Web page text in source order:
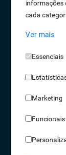
Oportunidades
Termos e
Política de
Livro de
Soluções
Acessos
informações
cada
Ver mais
Essenciais
Marketing
Funcionais